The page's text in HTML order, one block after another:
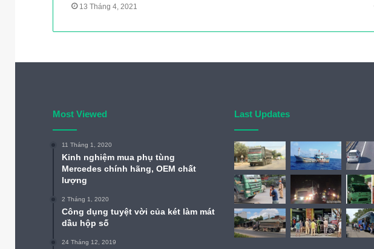
13 Tháng 4, 2021
Most Viewed
11 Tháng 1, 2020
Kinh nghiệm mua phụ tùng
Mercedes chính hãng, OEM chất
lượng
2 Tháng 1, 2020
Công dụng tuyệt vời của két làm mát
dầu hộp số
24 Tháng 12, 2019
Last Updates